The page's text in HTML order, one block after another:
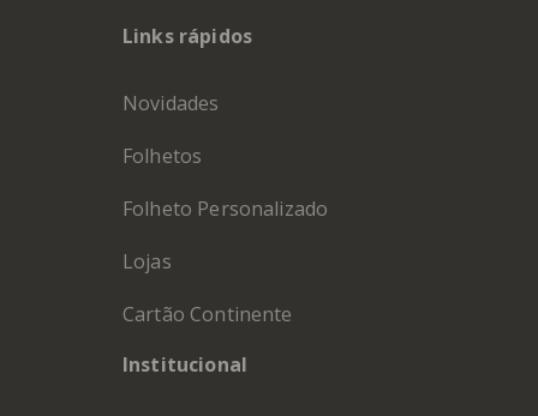
Links rápidos
Novidades
Folhetos
Folheto Personalizado
Lojas
Cartão Continente
Institucional